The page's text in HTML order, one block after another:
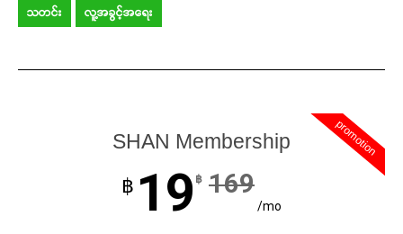
သတင်း လူ့အခွင့်အရေး
promotion
SHAN Membership
฿ 19 ฿ 169
/mo